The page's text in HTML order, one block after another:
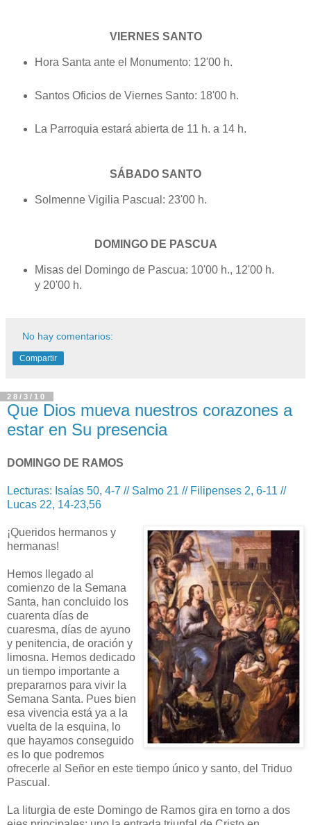
VIERNES SANTO
Hora Santa ante el Monumento: 12'00 h.
Santos Oficios de Viernes Santo: 18'00 h.
La Parroquia estará abierta de 11 h. a 14 h.
SÁBADO SANTO
Solmenne Vigilia Pascual: 23'00 h.
DOMINGO DE PASCUA
Misas del Domingo de Pascua: 10'00 h., 12'00 h.
y 20'00 h.
No hay comentarios:
Compartir
28/3/10
Que Dios mueva nuestros corazones a
estar en Su presencia
DOMINGO DE RAMOS
Lecturas: Isaías 50, 4-7 // Salmo 21 // Filipenses 2, 6-11 //
Lucas 22, 14-23,56
¡Queridos hermanos y
hermanas!
Hemos llegado al
comienzo de la Semana
Santa, han concluido los
cuarenta días de
cuaresma, días de ayuno
y penitencia, de oración y
limosna. Hemos dedicado
un tiempo importante a
prepararnos para vivir la
Semana Santa. Pues bien
esa vivencia está ya a la
vuelta de la esquina, lo
que hayamos conseguido
es lo que podremos
ofrecerle al Señor en este tiempo único y santo, del Triduo
Pascual.
La liturgia de este Domingo de Ramos gira en torno a dos